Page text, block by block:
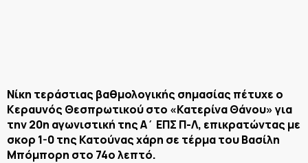
Νίκη τεράστιας βαθμολογικής σημασίας πέτυχε ο
Κεραυνός Θεσπρωτικού στο «Κατερίνα Θάνου» για
την 20η αγωνιστική της Α΄ ΕΠΣ Π-Λ, επικρατώντας με
σκορ 1-0 της Κατούνας χάρη σε τέρμα του Βασίλη
Μπόμπορη στο 74ο λεπτό.